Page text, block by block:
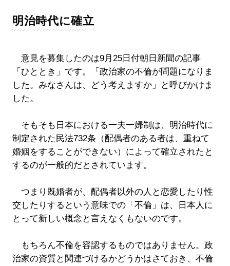
明治時代に確立
意見を募集したのは9月25日付朝日新聞の記事
「ひととき」です。「政治家の不倫が問題になりま
した。みなさんは、どう考えますか」と呼びかけま
した。
そもそも日本における一夫一婦制は、明治時代に
制定された民法732条（配偶者のある者は、重ねて
婚姻をすることができない）によって確立されたと
するのが一般的だとされています。
つまり既婚者が、配偶者以外の人と恋愛したり性
交したりするという意味での「不倫」は、日本人に
とって新しい概念と言えなくもないのです。
もちろん不倫を容認するものではありません。政
治家の資質と関連づけるかどうかはさておき、不倫